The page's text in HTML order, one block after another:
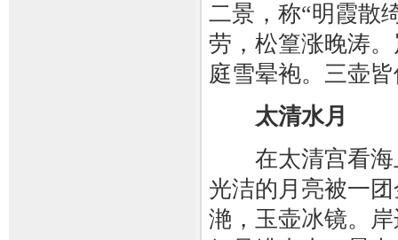
二景，称“明霞散
劳，松篁涨晚涛
庭雪晕袍。三壶
太清水月
在太清宫看海
光洁的月亮被一
滟，玉壶冰镜。